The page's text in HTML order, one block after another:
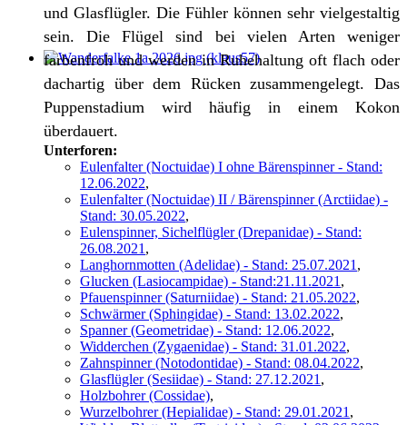
und Glasflügler. Die Fühler können sehr vielgestaltig
sein. Die Flügel sind bei vielen Arten weniger
farbenfroh und werden in Ruhehaltung oft flach oder
dachartig über dem Rücken zusammengelegt. Das
Puppenstadium wird häufig in einem Kokon
überdauert.
Unterforen:
Eulenfalter (Noctuidae) I ohne Bärenspinner - Stand:
12.06.2022,
Eulenfalter (Noctuidae) II / Bärenspinner (Arctiidae) -
Stand: 30.05.2022,
Eulenspinner, Sichelflügler (Drepanidae) - Stand:
26.08.2021 ,
Langhornmotten (Adelidae) - Stand: 25.07.2021 ,
Glucken (Lasiocampidae) - Stand:21.11.2021 ,
Pfauenspinner (Saturniidae) - Stand: 21.05.2022,
Schwärmer (Sphingidae) - Stand: 13.02.2022,
Spanner (Geometridae) - Stand: 12.06.2022,
Widderchen (Zygaenidae) - Stand: 31.01.2022,
Zahnspinner (Notodontidae) - Stand: 08.04.2022,
Glasflügler (Sesiidae) - Stand: 27.12.2021 ,
Holzbohrer (Cossidae),
Wurzelbohrer (Hepialidae) - Stand: 29.01.2021 ,